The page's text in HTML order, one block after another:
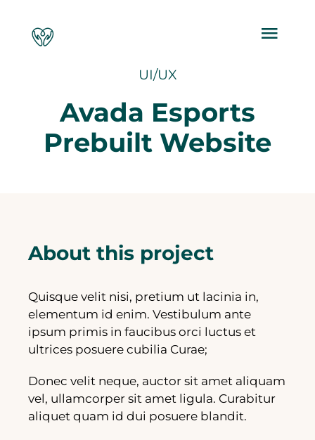
springen
Über mich
UI/UX
Avada Esports
Prebuilt Website
About this project
Quisque velit nisi, pretium ut lacinia in,
elementum id enim. Vestibulum ante
ipsum primis in faucibus orci luctus et
ultrices posuere cubilia Curae;
Donec velit neque, auctor sit amet aliquam
vel, ullamcorper sit amet ligula. Curabitur
aliquet quam id dui posuere blandit.